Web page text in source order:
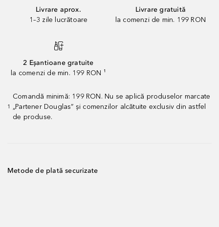
Livrare aprox.
1–3 zile lucrătoare
Livrare gratuită
la comenzi de min. 199 RON
2 Eșantioane gratuite
la comenzi de min. 199 RON ¹
1
Comandă minimă: 199 RON. Nu se aplică produselor marcate
„Partener Douglas” și comenzilor alcătuite exclusiv din astfel
de produse.
Metode de plată securizate